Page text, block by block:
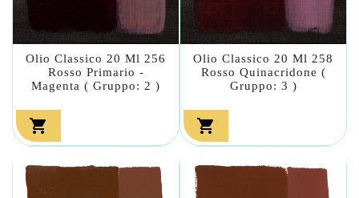
Olio Classico 20 Ml 256
Rosso Primario -
Magenta ( Gruppo: 2 )

Olio Classico 20 Ml 258
Rosso Quinacridone (
Gruppo: 3 )
